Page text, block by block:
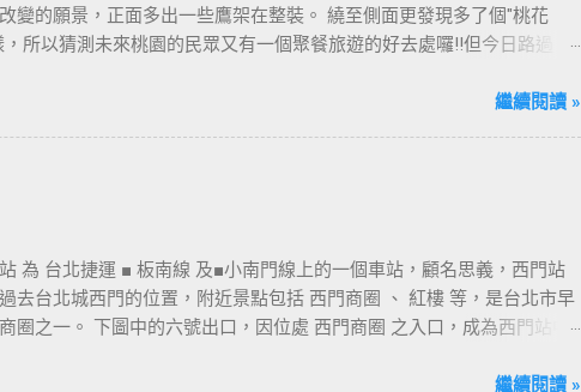
變的願景，正面多出一些鷹架在整裝。 繞至側面更發現多了個"桃花
，所以猜測未來桃園的民眾又有一個聚餐旅遊的好去處囉!!但今日路過
繼續閱讀 »
為 台北捷運 ■ 板南線 及■小南門線上的一個車站，顧名思義，西門站
去台北城西門的位置，附近景點包括 西門商圈 、 紅樓 等，是台北市早
圈之一。 下圖中的六號出口，因位處 西門商圈 之入口，成為西門站中
號出口&西門町商圈 板南線上車站 [ 永寧站 ] - [ 土城站 ] - [ 海山站 ] - [ 亞
繼續閱讀 »